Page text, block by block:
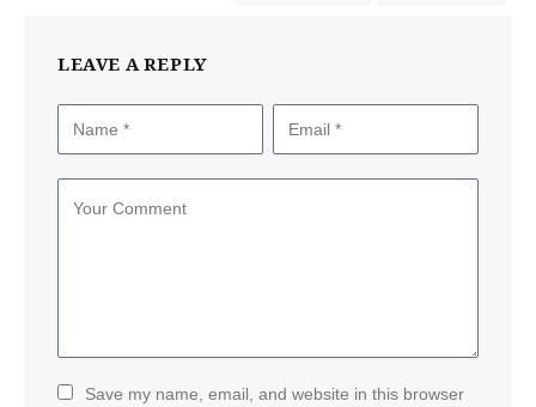
LEAVE A REPLY
Save my name, email, and website in this browser